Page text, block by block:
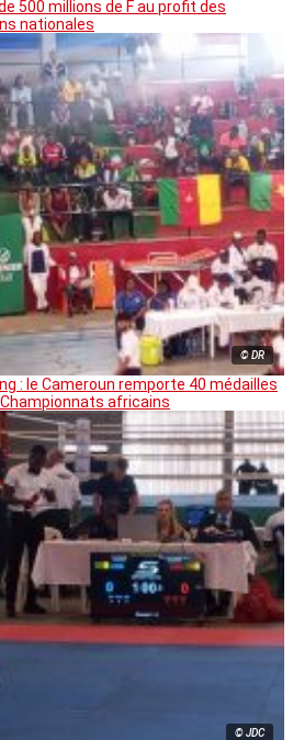
500 millions de F au profit des
nationales
© DR
: le Cameroun remporte 40 médailles
africains
© JDC